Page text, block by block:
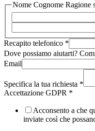
Nome Cognome Ragione
Recapito telefonico *
Dove possiamo aiutarti?
Email
possiamo
telefonico
Specifica la tua richiesta *
Accettazione GDPR *
Acconsento a che
inviate così che